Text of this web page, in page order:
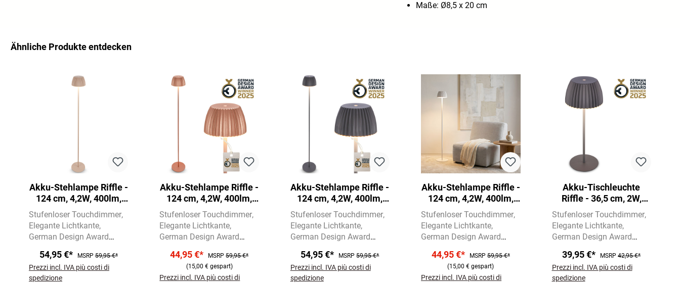
Maße: Ø8,5 x 20 cm
Ähnliche Produkte entdecken
Akku-Stehlampe Riffle -
124 cm, 4,2W, 400lm,
Kabellos, LED, Dimmbar,
Touch, Beige
Stufenloser Touchdimmer
Elegante Lichtkante
German Design Award
54,95 €* MSRP59,95 €*
Prezzi incl. IVA più costi di
spedizione
Akku-Stehlampe Riffle -
124 cm, 4,2W, 400lm,
Kabellos, LED, Dimmbar,
Touch, Kupferfarben
Stufenloser Touchdimmer
Elegante Lichtkante
German Design Award
44,95 €* MSRP59,95 €*
(15,00 € gespart)
Prezzi incl. IVA più costi di
Akku-Stehlampe Riffle -
124 cm, 4,2W, 400lm,
LED, Kabellos, Dimmbar,
Touch, Anthrazit
Stufenloser Touchdimmer
Elegante Lichtkante
German Design Award
54,95 €* MSRP59,95 €*
Prezzi incl. IVA più costi di
spedizione
Akku-Stehlampe Riffle -
124 cm, 4,2W, 400lm,
LED, Kabellos, Dimmbar,
Touch, Weiß
Stufenloser Touchdimmer
Elegante Lichtkante
German Design Award
44,95 €* MSRP59,95 €*
(15,00 € gespart)
Prezzi incl. IVA più costi di
Akku-Tischleuchte
Riffle - 36,5 cm, 2W,
200lm, kabellos, LED,
Dimmbar, Touch,
Anthrazit
Stufenloser Touchdimmer
Elegante Lichtkante
German Design Award
39,95 €* MSRP42,95 €*
Prezzi incl. IVA più costi di
spedizione